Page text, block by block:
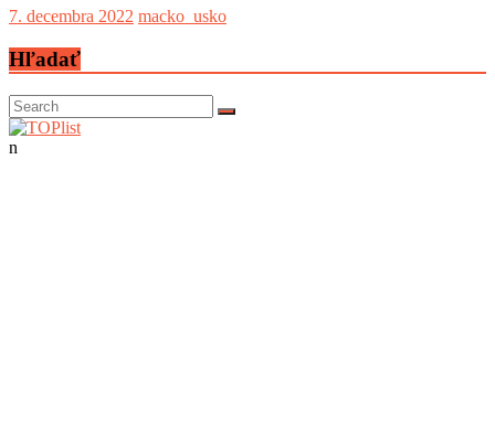
7. decembra 2022 macko_usko
Hľadať
n